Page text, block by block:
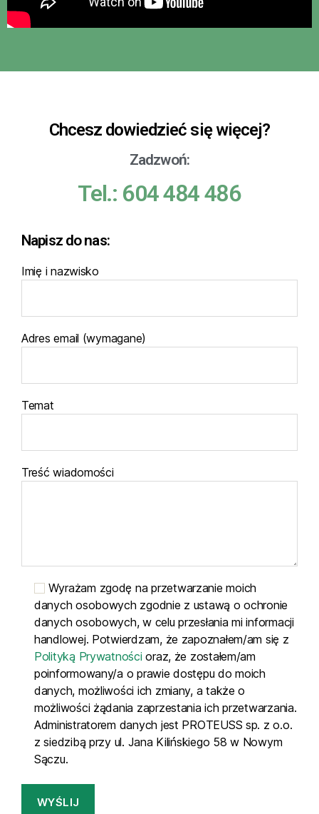
Chcesz dowiedzieć się więcej?
Zadzwoń:
Tel.: 604 484 486
Napisz do nas:
Imię i nazwisko
Adres email (wymagane)
Temat
Treść wiadomości
Wyrażam zgodę na przetwarzanie moich
danych osobowych zgodnie z ustawą o ochronie
danych osobowych, w celu przesłania mi informacji
handlowej. Potwierdzam, że zapoznałem/am się z
Polityką Prywatności oraz, że zostałem/am
poinformowany/a o prawie dostępu do moich
danych, możliwości ich zmiany, a także o
możliwości żądania zaprzestania ich przetwarzania.
Administratorem danych jest PROTEUSS sp. z o.o.
z siedzibą przy ul. Jana Kilińskiego 58 w Nowym
Sączu.